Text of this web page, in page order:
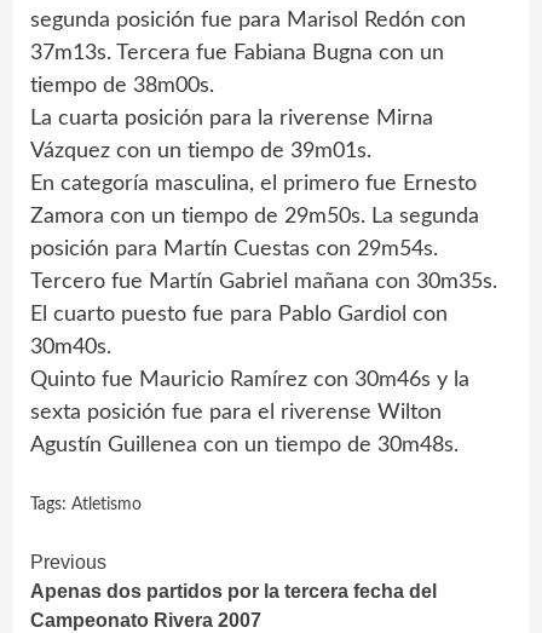
segunda posición fue para Marisol Redón con
37m13s. Tercera fue Fabiana Bugna con un
tiempo de 38m00s.
La cuarta posición para la riverense Mirna
Vázquez con un tiempo de 39m01s.
En categoría masculina, el primero fue Ernesto
Zamora con un tiempo de 29m50s. La segunda
posición para Martín Cuestas con 29m54s.
Tercero fue Martín Gabriel mañana con 30m35s.
El cuarto puesto fue para Pablo Gardiol con
30m40s.
Quinto fue Mauricio Ramírez con 30m46s y la
sexta posición fue para el riverense Wilton
Agustín Guillenea con un tiempo de 30m48s.
Tags: Atletismo
Continue
Reading
Previous
Apenas dos partidos por la tercera fecha del
Campeonato Rivera 2007